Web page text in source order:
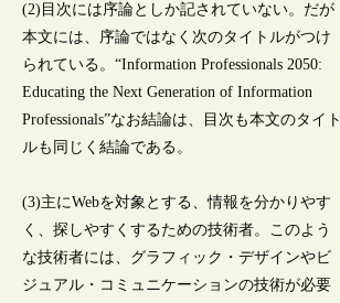
(2)目次には序論としか記されていない。だが
本文には、序論ではなく次のタイトルがつけ
られている。“Information Professionals 2050:
Educating the Next Generation of Information
Professionals”なお結論は、目次も本文のタイト
ルも同じく結論である。
(3)主にWebを対象とする、情報を分かりやす
く、探しやすくするための技術者。このよう
な技術者には、グラフィック・デザインやビ
ジュアル・コミュニケーションの技術が必要